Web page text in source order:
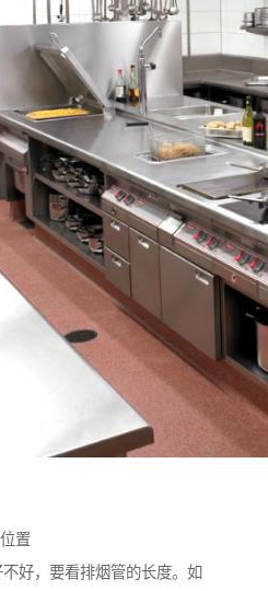
置
好，要看排烟管的长度。如